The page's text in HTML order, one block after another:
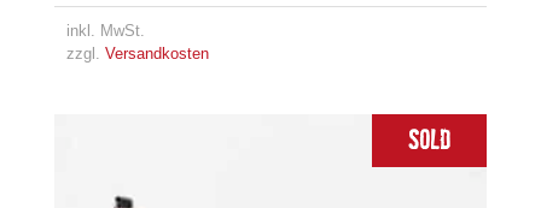
inkl. MwSt.
zzgl. Versandkosten
Sold